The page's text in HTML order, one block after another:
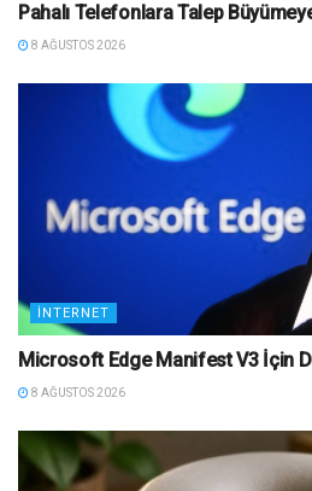
Pahalı Telefonlara Talep
8 AĞUSTOS 2026
İNTERNET
Microsoft Edge Manifest V3 İçin
8 AĞUSTOS 2026